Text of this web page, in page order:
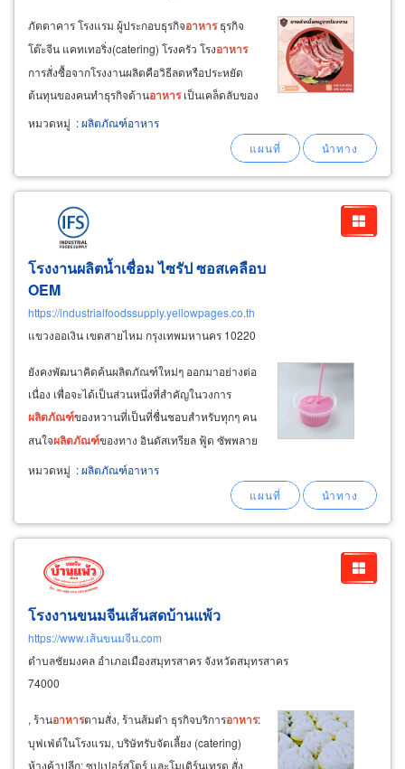
ภัตตาคาร โรงแรม ผู้ประกอบธุรกิจอาหารธุรกิจ
โต๊ะจีน แคทเทอริ่ง(catering) โรงครัว โรงอาหาร
การสั่งซื้อจากโรงงานผลิตคือวิธีลดหรือประหยัด
ต้นทุนของคนทำธุรกิจด้านอาหารเป็นเคล็ดลับของ
มืออาชีพ โทรติดต่อเบอร์ 065-2458322, 098-
3076972 090-888-6885 โรงงานไอยรา6/6 092-
หมวดหมู่ :ผลิตภัณฑ์อาหาร
โรงงานผลิตน้ำเชื่อม ไซรัป ซอสเคลือบ
OEM
https://industrialfoodssupply.yellowpages.co.th
แขวงออเงิน เขตสายไหม กรุงเทพมหานคร 10220
ยังคงพัฒนาคิดค้นผลิตภัณฑ์ใหม่ๆ ออกมาอย่างต่อ
เนื่อง เพื่อจะได้เป็นส่วนหนึ่งที่สำคัญในวงการ
ผลิตภัณฑ์ของหวานที่เป็นที่ชื่นชอบสำหรับทุกๆ คน
สนใจผลิตภัณฑ์ของทาง อินดัสเทรียล ฟู้ด ซัพพลาย
เบอร์โทรติดต่อ : 0-2991-8586-7 ที่ตั้งโรงงาน
: 29/35 ซอยสายไหม 58 แขวงออเงิน เขตสายไหม
หมวดหมู่ :ผลิตภัณฑ์อาหาร
โรงงานขนมจีนเส้นสดบ้านแพ้ว
https://www.เส้นขนมจีน.com
ตำบลชัยมงคล อำเภอเมืองสมุทรสาคร จังหวัดสมุทรสาคร
74000
, ร้านอาหารตามสั่ง, ร้านส้มตำ ธุรกิจบริการอาหาร:
บุฟเฟ่ต์ในโรงแรม, บริษัทรับจัดเลี้ยง (catering)
ห้างค้าปลีก: ซุปเปอร์สโตร์ และโมเดิร์นเทรด สั่ง